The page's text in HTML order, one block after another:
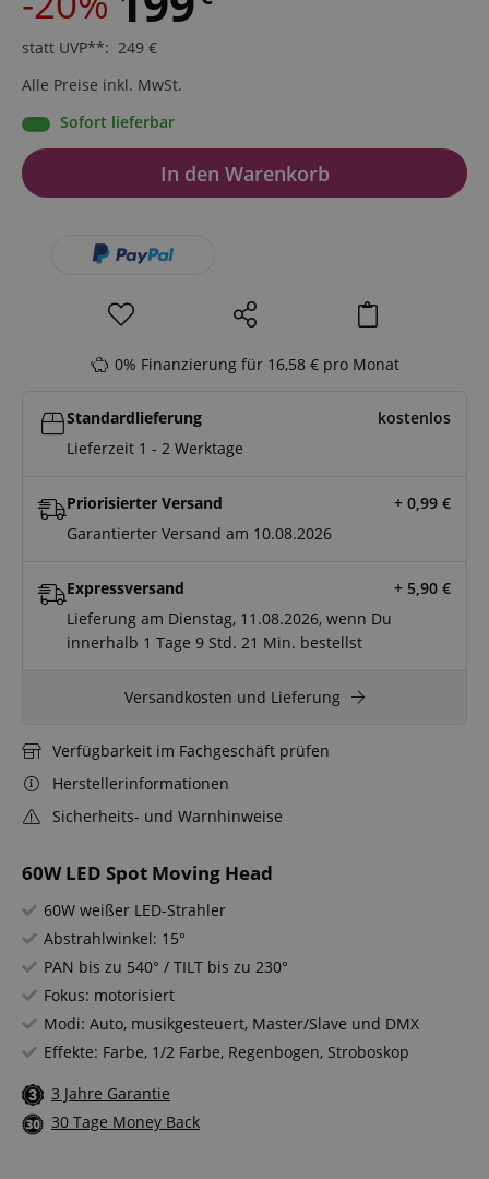
60W LED Spot Moving Head
60W weißer LED-Strahler
Abstrahlwinkel: 15°
PAN bis zu 540° / TILT bis zu 230°
Fokus: motorisiert
Modi: Auto, musikgesteuert, Master/Slave und DMX
Effekte: Farbe, 1/2 Farbe, Regenbogen, Stroboskop
3 Jahre Garantie
30 Tage Money Back
statt UVP**: 249 €
Alle Preise inkl. MwSt.
Sofort lieferbar
In den Warenkorb
0% Finanzierung für 16,58 € pro Monat
Standardlieferung
kostenlos
Lieferzeit 1 - 2 Werktage
Priorisierter Versand + 0,99 €
Garantierter Versand am 10.08.2026
Expressversand + 5,90 €
Lieferung am Dienstag, 11.08.2026, wenn Du
innerhalb 1 Tage 9 Std. 21 Min. bestellst
Versandkosten und Lieferung
Verfügbarkeit im Fachgeschäft prüfen
Herstellerinformationen
Sicherheits- und Warnhinweise